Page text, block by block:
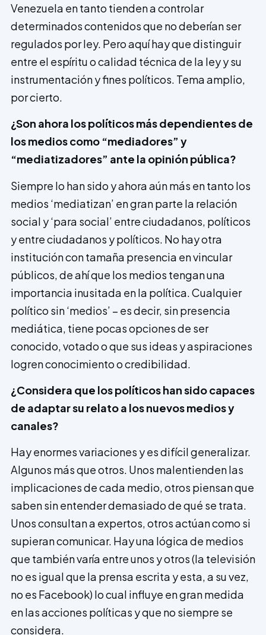
Venezuela en tanto tienden a controlar
determinados contenidos que no deberían ser
regulados por ley. Pero aquí hay que distinguir
entre el espíritu o calidad técnica de la ley y su
ins­trumentación y fines políticos. Tema amplio,
por cierto.
¿Son ahora los políticos más dependientes de
los medios como “mediadores” y
“mediatizadores” ante la opi­nión pública?
Siempre lo han sido y ahora aún más en tanto los
medios ‘mediatizan’ en gran parte la relación
social y ‘para social’ entre ciudadanos, políticos
y entre ciudadanos y políticos. No hay otra
institución con tamaña presencia en vincular
públicos, de ahí que los medios tengan una
importancia inusitada en la política. Cualquier
político sin ‘medios’ – es decir, sin presencia
mediática, tiene pocas opciones de ser
conocido, votado o que sus ideas y aspiraciones
logren conocimiento o credibilidad.
¿Considera que los políticos han sido capaces
de adaptar su relato a los nuevos medios y
canales?
Hay enormes variaciones y es difícil gene­ralizar.
Algunos más que otros. Unos malentien­den las
implicaciones de cada medio, otros piensan que
saben sin entender demasiado de qué se trata.
Unos consultan a expertos, otros actúan como si
supieran comunicar. Hay una lógica de medios
que también varía entre unos y otros (la televisión
no es igual que la prensa escrita y esta, a su vez,
no es Facebook) lo cual influye en gran medida
en las accio­nes políticas y que no siempre se
consi­dera.